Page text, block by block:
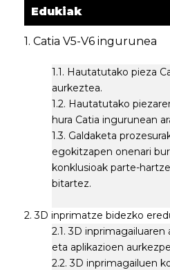
Edukiak
1. Catia V5-V6 ingurunea
1.1. Hautatutako pieza
aurkeztea.
1.2. Hautatutako
hura Catia ingurunean
1.3. Galdaketa
egokitzapen onenari
konklusioak parte-
bitartez.
2. 3D inprimatze bidezko
2.1. 3D
eta aplikazioen
2.2. 3D inprimagailuen